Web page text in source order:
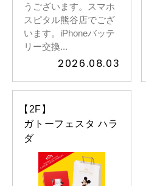
よくある質問
お問い合わせ
出店募集
Select Language ▼
会社情報
うございます。スマホ
スピタル熊谷店でござ
います。iPhoneバッテ
リー交換...
2026.08.03
【2F】
ガトーフェスタ ハラ
ダ